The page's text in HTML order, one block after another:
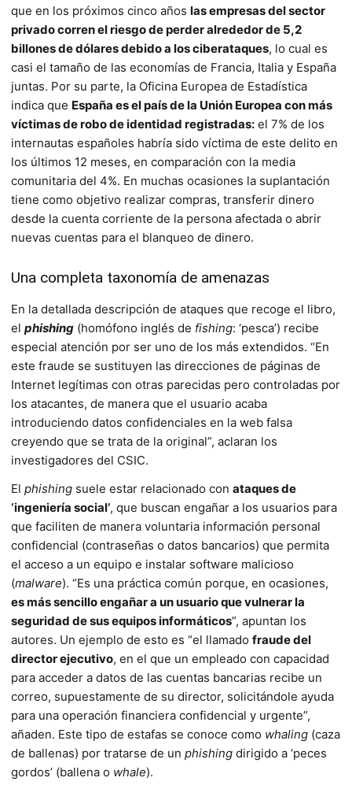
que en los próximos cinco años las empresas del sector
privado corren el riesgo de perder alrededor de 5,2
billones de dólares debido a los ciberataques, lo cual es
casi el tamaño de las economías de Francia, Italia y España
juntas. Por su parte, la Oficina Europea de Estadística
indica que España es el país de la Unión Europea con más
víctimas de robo de identidad registradas: el 7% de los
internautas españo­les habría sido víctima de este delito en
los últimos 12 meses, en comparación con la media
comunitaria del 4%. En muchas ocasiones la suplantación
tiene como objetivo realizar compras, transferir dinero
desde la cuenta corriente de la persona afectada o abrir
nuevas cuentas para el blanqueo de dinero.
Una completa taxonomía de amenazas
En la detallada descripción de ataques que recoge el libro,
el phishing (homófono inglés de fishing: ‘pesca’) recibe
especial atención por ser uno de los más extendidos. “En
este fraude se sustituyen las direcciones de páginas de
Internet legítimas con otras parecidas pero controladas por
los atacantes, de manera que el usuario acaba
introduciendo datos confidenciales en la web falsa
creyendo que se trata de la original”, aclaran los
investigadores del CSIC.
El phishing suele estar relacionado con ataques de
‘ingeniería social’, que buscan engañar a los usuarios para
que faciliten de manera voluntaria información personal
confidencial (contraseñas o datos bancarios) que permita
el acceso a un equipo e instalar software malicioso
(malware). “Es una práctica común porque, en ocasiones,
es más sencillo enga­ñar a un usuario que vulnerar la
seguridad de sus equipos informáticos”, apuntan los
autores. Un ejemplo de esto es “el llamado fraude del
director ejecutivo, en el que un empleado con capacidad
para acceder a datos de las cuentas bancarias recibe un
correo, supuestamente de su director, solicitándole ayuda
para una operación financiera confidencial y urgente”,
añaden. Este tipo de estafas se conoce como whaling (caza
de ballenas) por tratarse de un phishing dirigido a ‘peces
gor­dos’ (ballena o whale).